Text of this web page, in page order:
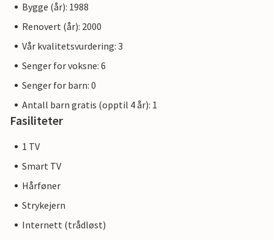
Bygge (år): 1988
Renovert (år): 2000
Vår kvalitetsvurdering: 3
Senger for voksne: 6
Senger for barn: 0
Antall barn gratis (opptil 4 år): 1
Fasiliteter
1 TV
Smart TV
Hårføner
Strykejern
Internett (trådløst)